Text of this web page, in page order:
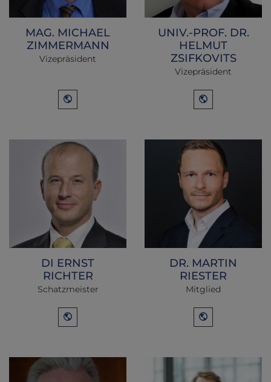
MAG. MICHAEL
ZIMMERMANN
Vizepräsident
UNIV.-PROF. DR.
HELMUT
ZSIFKOVITS
Vizepräsident
DI ERNST
RICHTER
Schatzmeister
DR. MARTIN
RIESTER
Mitglied